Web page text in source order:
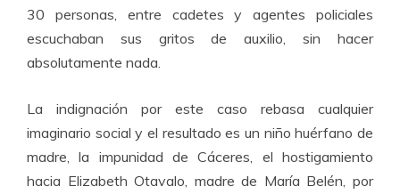
30 personas, entre cadetes y agentes policiales
escuchaban sus gritos de auxilio, sin hacer
absolutamente nada.
La indignación por este caso rebasa cualquier
imaginario social y el resultado es un niño huérfano de
madre, la impunidad de Cáceres, el hostigamiento
hacia Elizabeth Otavalo, madre de María Belén, por